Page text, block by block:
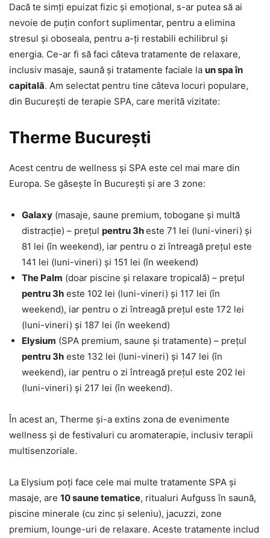
Dacă te simți epuizat fizic și emoțional, s-ar putea să ai
nevoie de puțin confort suplimentar, pentru a elimina
stresul și oboseala, pentru a-ți restabili echilibrul și
energia. Ce-ar fi să faci câteva tratamente de relaxare,
inclusiv masaje, saună și tratamente faciale la un spa în
capitală. Am selectat pentru tine câteva locuri populare,
din București de terapie SPA, care merită vizitate:
Therme București
Acest centru de wellness și SPA este cel mai mare din
Europa. Se găsește în București și are 3 zone:
Galaxy (masaje, saune premium, tobogane și multă
distracție) – prețul pentru 3heste 71 lei (luni-vineri) și
81 lei (în weekend), iar pentru o zi întreagă prețul este
141 lei (luni-vineri) și 151 lei (în weekend)
The Palm (doar piscine și relaxare tropicală) – prețul
pentru 3h este 102 lei (luni-vineri) și 117 lei (în
weekend), iar pentru o zi întreagă prețul este 172 lei
(luni-vineri) și 187 lei (în weekend)
Elysium (SPA premium, saune și tratamente) – prețul
pentru 3h este 132 lei (luni-vineri) și 147 lei (în
weekend), iar pentru o zi întreagă prețul este 202 lei
(luni-vineri) și 217 lei (în weekend).
În acest an, Therme și-a extins zona de evenimente
wellness și de festivaluri cu aromaterapie, inclusiv terapii
multisenzoriale.
La Elysium poți face cele mai multe tratamente SPA și
masaje, are 10 saune tematice, ritualuri Aufguss în saună,
piscine minerale (cu zinc și seleniu), jacuzzi, zone
premium, lounge-uri de relaxare. Aceste tratamente includ